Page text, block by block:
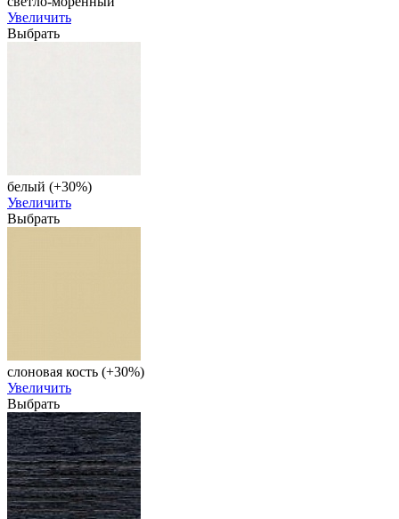
Увеличить
Выбрать
белый (+30%)
Увеличить
Выбрать
слоновая кость (+30%)
Увеличить
Выбрать